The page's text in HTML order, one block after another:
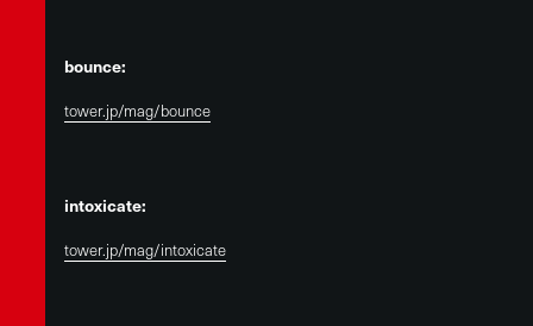
bounce:
tower.jp/mag/bounce
intoxicate:
tower.jp/mag/intoxicate